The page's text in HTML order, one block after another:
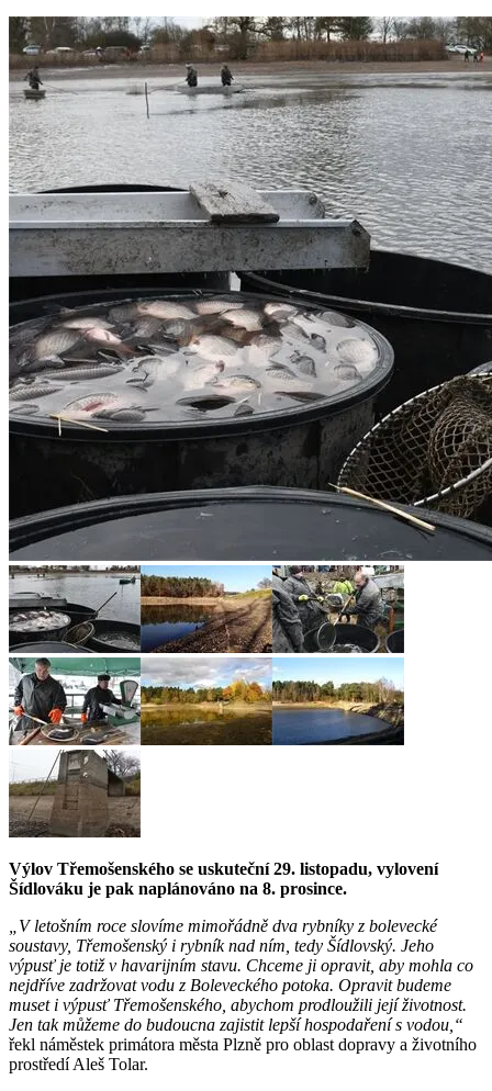
Výlov Třemošenského se uskuteční 29. listopadu, vylovení
Šídlováku je pak naplánováno na 8. prosince.
„V letošním roce slovíme mimořádně dva rybníky z bolevecké
soustavy, Třemošenský i rybník nad ním, tedy Šídlovský. Jeho
výpusť je totiž v havarijním stavu. Chceme ji opravit, aby mohla co
nejdříve zadržovat vodu z Boleveckého potoka. Opravit budeme
muset i výpusť Třemošenského, abychom prodloužili její životnost.
Jen tak můžeme do budoucna zajistit lepší hospodaření s vodou,“
řekl náměstek primátora města Plzně pro oblast dopravy a životního
prostředí Aleš Tolar.